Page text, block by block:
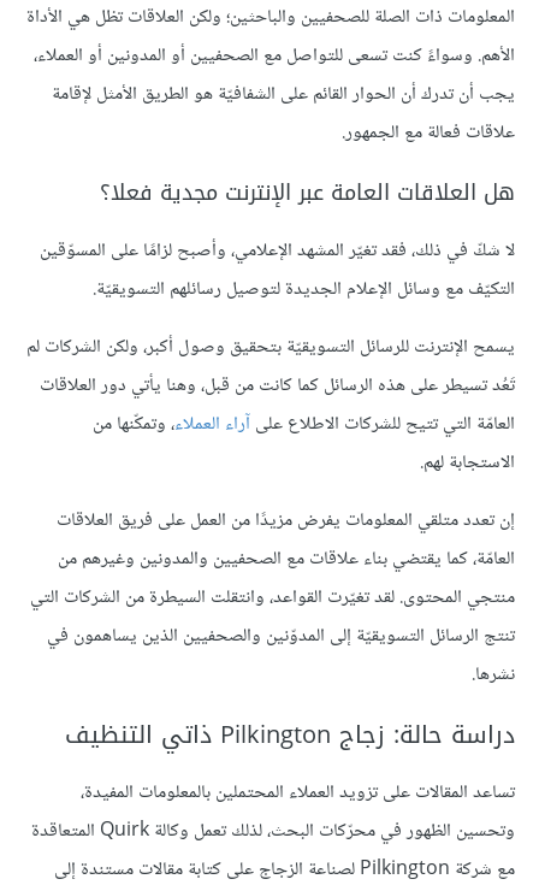
المعلومات ذات الصلة للصحفيين والباحثين؛ ولكن العلاقات تظل هي الأداة
الأهم. وسواءً كنت تسعى للتواصل مع الصحفيين أو المدونين أو العملاء،
يجب أن تدرك أن الحوار القائم على الشفافيّة هو الطريق الأمثل لإقامة
علاقات فعالة مع الجمهور.
هل العلاقات العامة عبر الإنترنت مجدية فعلا؟
لا شكّ في ذلك، فقد تغيّر المشهد الإعلامي، وأصبح لزامًا على المسوّقين
التكيّف مع وسائل الإعلام الجديدة لتوصيل رسائلهم التسويقيّة.
يسمح الإنترنت للرسائل التسويقيّة بتحقيق وصول أكبر، ولكن الشركات لم
تَعُد تسيطر على هذه الرسائل كما كانت من قبل، وهنا يأتي دور العلاقات
العامّة التي تتيح للشركات الاطلاع علىآراء العملاء، وتمكّنها من
الاستجابة لهم.
إن تعدد متلقي المعلومات يفرض مزيدًا من العمل على فريق العلاقات
العامّة، كما يقتضي بناء علاقات مع الصحفيين والمدونين وغيرهم من
منتجي المحتوى. لقد تغيّرت القواعد، وانتقلت السيطرة من الشركات التي
تنتج الرسائل التسويقيّة إلى المدوّنين والصحفيين الذين يساهمون في
نشرها.
دراسة حالة: زجاج Pilkington ذاتي التنظيف
تساعد المقالات على تزويد العملاء المحتملين بالمعلومات المفيدة،
وتحسين الظهور في محرّكات البحث، لذلك تعمل وكالة Quirk المتعاقدة
مع شركة Pilkington لصناعة الزجاج على كتابة مقالات مستندة إلى